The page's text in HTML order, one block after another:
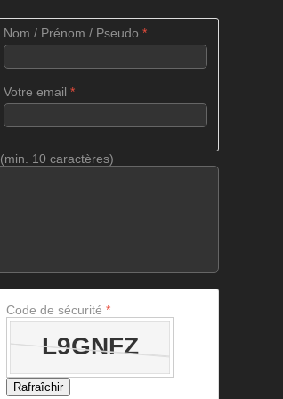
Nom / Prénom / Pseudo *
Votre email *
(min. 10 caractères)
Code de sécurité *
Rafraîchir